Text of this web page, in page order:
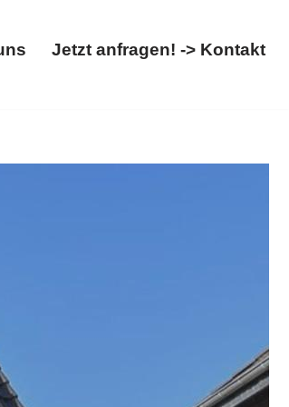
Jetzt anfragen! -> Kontakt
✓Solaranlage,
✉.